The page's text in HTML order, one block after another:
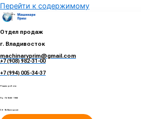
Перейти к содержимому
Отдел продаж
г. Владивосток
machinaryprim@gmail.com
+7 (908) 982-31-00
+7 (994) 005-34-37
Режим работы
Пн - Пт 10:00 - 19:00
Сб - Вс Выходные